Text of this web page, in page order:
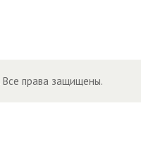
права защищены.